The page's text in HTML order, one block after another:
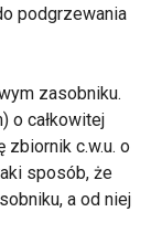
podgrzewania
zasobniku.
o całkowitej
zbiornik c.w.u. o
sposób, że
a od niej